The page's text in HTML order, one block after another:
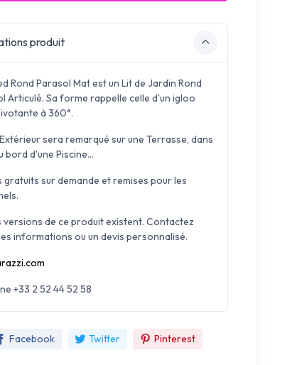
produit
Rond Parasol Mat est un Lit de Jardin Rond
Articulé. Sa forme rappelle celle d'un igloo
à 360°.
sera remarqué sur une Terrasse, dans
bord d'une Piscine...
gratuits sur demande et remises pour les
versions de ce produit existent. Contactez
informations ou un devis personnalisé.
+33 2 52 44 52 58
Facebook Twitter Pinterest